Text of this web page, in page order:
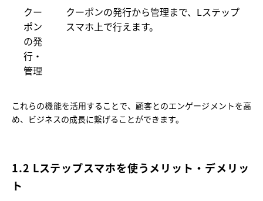
クー
ポン
の発
行・
管理
クーポンの発行から管理まで、Lステップ
スマホ上で行えます。
これらの機能を活用することで、顧客とのエンゲージメントを高
め、ビジネスの成長に繋げることができます。
1.2 Lステップスマホを使うメリット・デメリッ
ト